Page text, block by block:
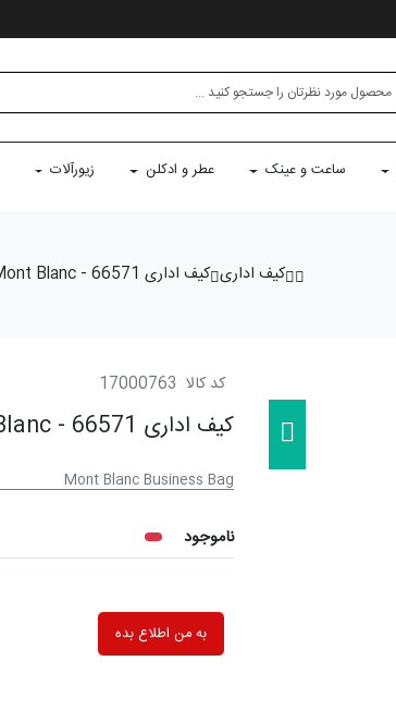
ساعت و عینک عطر و ادکلن زیورآلات
کیف اداری کیف اداری 66571 - Mont Blanc
کد کالا 17000763
کیف اداری 66571 - Mont Blanc
Mont Blanc Business Bag
ناموجود
به من اطلاع بده